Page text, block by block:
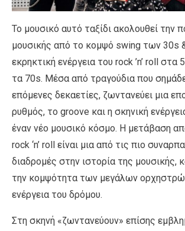
Το μουσικό αυτό ταξίδι ακολουθεί την
μουσικής από το κομψό swing των 30s
εκρηκτική ενέργεια του rock ’n’ roll στα
τα 70s. Μέσα από τραγούδια που
επόμενες δεκαετίες, ζωντανεύει μια
ρυθμός, το groove και η σκηνική
έναν νέο μουσικό κόσμο. Η μετάβαση
rock ‘n’ roll είναι μια από τις πιο
διαδρομές στην ιστορία της μουσικής,
την κομψότητα των μεγάλων
ενέργεια του δρόμου.
Στη σκηνή «ζωντανεύουν» επίσης